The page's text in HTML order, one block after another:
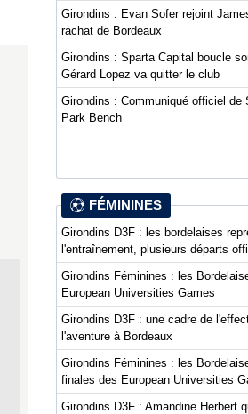
Girondins : Evan Sofer rejoint
rachat de Bordeaux
Girondins : Sparta Capital boucle
Gérard Lopez va quitter le club
Girondins : Communiqué officiel de
Park Bench
FÉMININES
Girondins D3F : les bordelaises
l'entraînement, plusieurs départs
Girondins Féminines : les
European Universities Games
Girondins D3F : une cadre de
l'aventure à Bordeaux
Girondins Féminines : les
finales des European Universities
Girondins D3F : Amandine Herbert